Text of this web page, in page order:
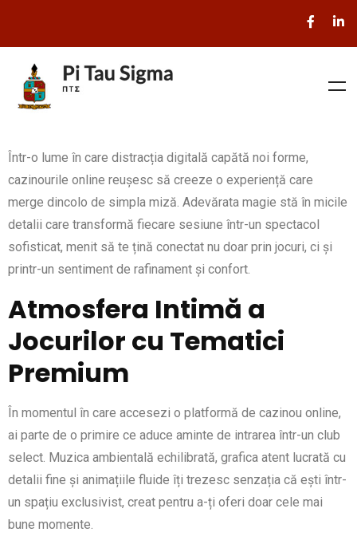
Într-o lume în care distracția digitală capătă noi forme,
cazinourile online reușesc să creeze o experiență care
merge dincolo de simpla miză. Adevărata magie stă în micile
detalii care transformă fiecare sesiune într-un spectacol
sofisticat, menit să te țină conectat nu doar prin jocuri, ci și
printr-un sentiment de rafinament și confort.
Atmosfera Intimă a
Jocurilor cu Tematici
Premium
În momentul în care accesezi o platformă de cazinou online,
ai parte de o primire ce aduce aminte de intrarea într-un club
select. Muzica ambientală echilibrată, grafica atent lucrată cu
detalii fine și animațiile fluide îți trezesc senzația că ești într-
un spațiu exclusivist, creat pentru a-ți oferi doar cele mai
bune momente.